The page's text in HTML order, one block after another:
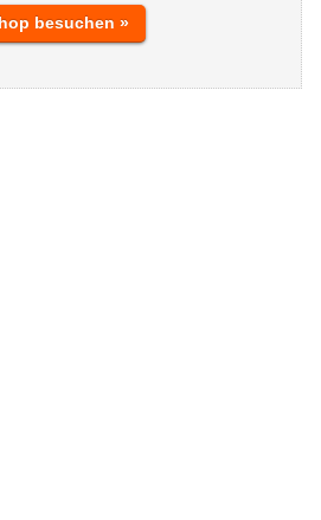
besuchen »